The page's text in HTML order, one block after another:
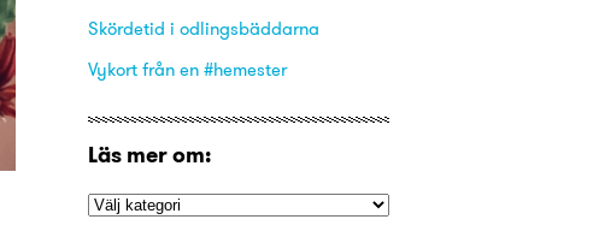
Skördetid i odlingsbäddarna
Vykort från en #hemester
Läs mer om: